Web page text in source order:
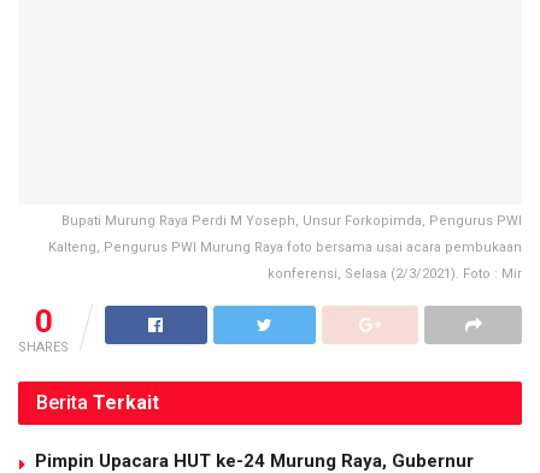
Bupati Murung Raya Perdi M Yoseph, Unsur Forkopimda, Pengurus PWI
Kalteng, Pengurus PWI Murung Raya foto bersama usai acara pembukaan
konferensi, Selasa (2/3/2021). Foto : Mir
0
SHARES
Berita Terkait
Pimpin Upacara HUT ke-24 Murung Raya, Gubernur